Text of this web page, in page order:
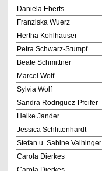
Daniela Eberts
Franziska Wuerz
Hertha Kohlhauser
Petra Schwarz-Stumpf
Beate Schmittner
Marcel Wolf
Sylvia Wolf
Sandra Rodriguez-Pfeifer
Heike Jander
Jessica Schlittenhardt
Stefan u. Sabine Vaihinger
Carola Dierkes